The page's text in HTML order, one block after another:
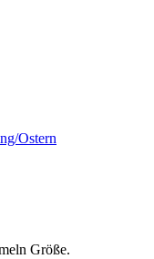
Ostern
Größe.